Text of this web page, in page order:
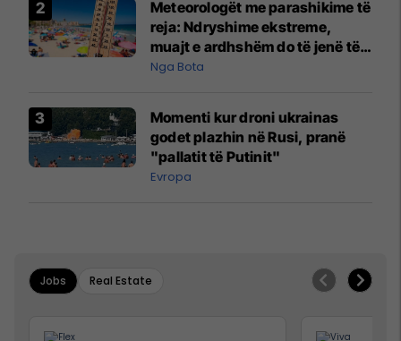
Meteorologët me parashikime të
reja: Ndryshime ekstreme,
muajt e ardhshëm do të jenë të
pazakontë
Nga Bota
Momenti kur droni ukrainas
godet plazhin në Rusi, pranë
"pallatit të Putinit"
Evropa
Jobs Real Estate